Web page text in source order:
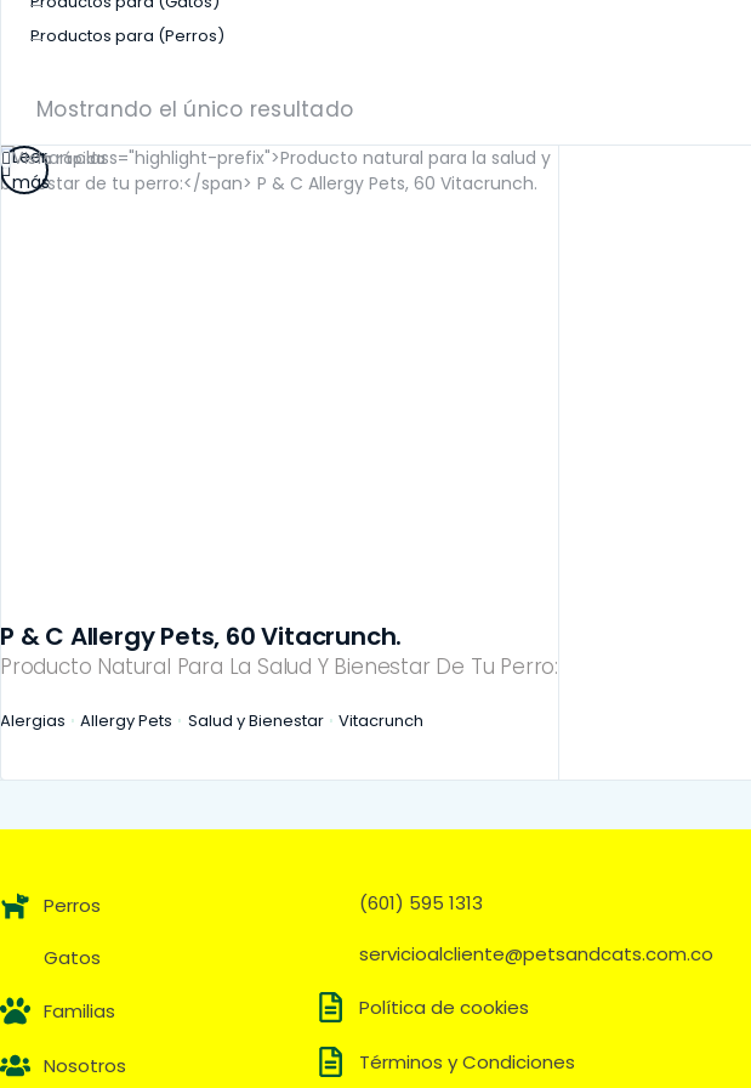
Productos para (Perros)
Mostrando el único resultado
Vista rápida
Producto Natural Para La Salud Y Bienestar De Tu Perro:
P & C Allergy Pets, 60 Vitacrunch.
Alergias Allergy Pets Salud y Bienestar Vitacrunch
Leer
más
Perros
Gatos
Familias
Nosotros
(601) 595 1313
servicioalcliente@petsandcats.com.co
Política de cookies
Términos y Condiciones